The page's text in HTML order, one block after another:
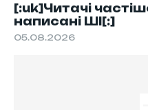
[:uk]Читачі
написані ШІ[:]
05.08.2026